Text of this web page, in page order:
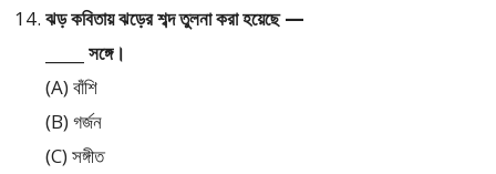
ঝড় কবিতায় ঝড়ের শব্দ তুলনা করা হয়েছে —
_____ সঙ্গে।
(A) বাঁশি
(B) গর্জন
(C) সঙ্গীত